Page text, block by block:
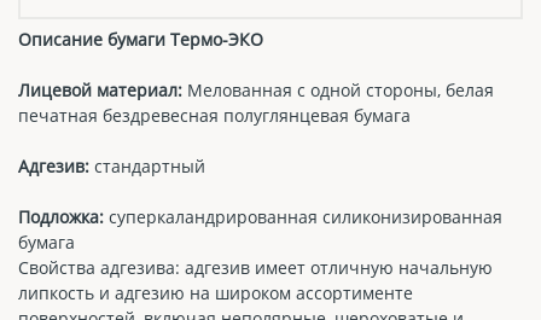
Описание бумаги Термо-ЭКО
Лицевой материал: Мелованная с одной стороны, белая
печатная бездревесная полуглянцевая бумага
Адгезив: стандартный
Подложка: суперкаландрированная силиконизированная
бумага
Свойства адгезива: адгезив имеет отличную начальную
липкость и адгезию на широком ассортименте